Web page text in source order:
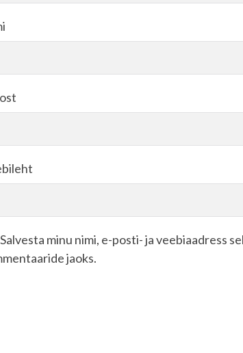
Salvesta minu nimi, e-posti- ja veebiaadress
jaoks.